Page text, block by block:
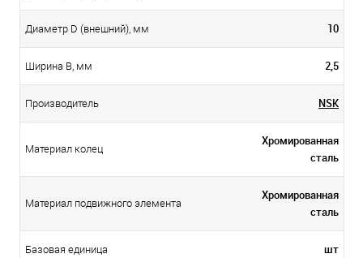
Диаметр D (внешний), мм 10
Ширина B, мм 2,5
Производитель NSK
Материал колец
Хромированная
сталь
Материал подвижного элемента
Хромированная
сталь
Базовая единица шт